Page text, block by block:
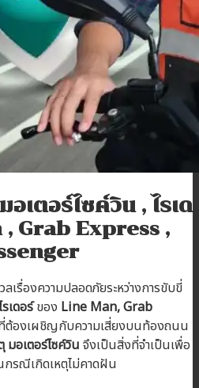
อเตอร์ไซค์วิน , ไรเด
, Grab Express ,
เรื่องความปลอดภัยระหว่างการขับขี่
รเดอร์ของ Line Man, Grab
ต้องเผชิญกับความเสี่ยงบนท้องถนน
มอเตอร์ไซค์วิน จึงเป็นสิ่งที่จำเป็นเพื่อ
กรณีเกิดเหตุไม่คาดฝัน